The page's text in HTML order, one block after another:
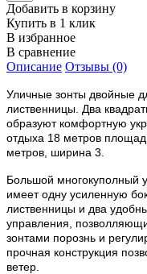
Добавить в корзину
Купить в 1 клик
В избранное
В сравнение
Описание Отзывы (0)
Уличные зонты двойные
лиственницы. Два
образуют комфортную
отдыха 18 метров
метров, ширина 3.
Большой многокуполный
имеет одну усиленную
лиственницы и два
управления,
зонтами порознь и
прочная конструкция
ветер.